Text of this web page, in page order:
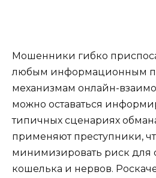
Мошенники гибко
любым информационным
механизмам онлайн-
можно оставаться
типичных сценариях
применяют преступники,
минимизировать риск для
кошелька и нервов.